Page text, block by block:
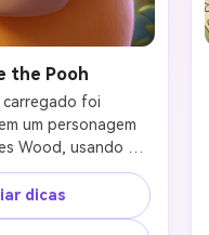
the Pooh
foi
um personagem
Wood, usando um
3D moderno
de animação da
Winnie the Pooh.
dicas